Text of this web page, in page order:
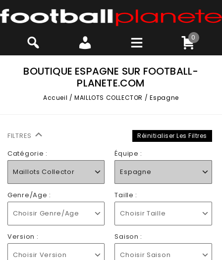
0
BOUTIQUE ESPAGNE SUR FOOTBALL-
PLANETE.COM
Accueil /MAILLOTS COLLECTOR /Espagne
FILTRES Réinitialiser Les Filtres
Catégorie :
Maillots Collector
Équipe :
Espagne
Genre/Age :
Choisir Genre/Age
Taille :
Choisir Taille
Version :
Choisir Version
Saison :
Choisir Saison